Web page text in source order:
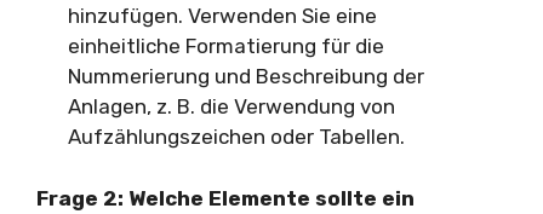
hinzufügen. Verwenden Sie eine
einheitliche Formatierung für die
Nummerierung und Beschreibung der
Anlagen, z. B. die Verwendung von
Aufzählungszeichen oder Tabellen.
Frage 2: Welche Elemente sollte ein